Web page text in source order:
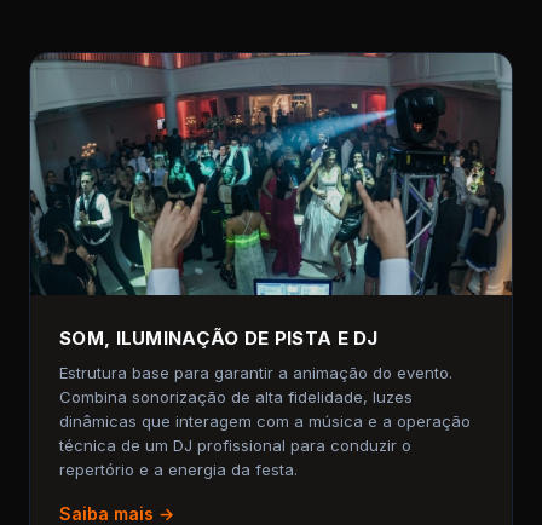
SOM, ILUMINAÇÃO DE PISTA E DJ
Estrutura base para garantir a animação do evento.
Combina sonorização de alta fidelidade, luzes
dinâmicas que interagem com a música e a operação
técnica de um DJ profissional para conduzir o
repertório e a energia da festa.
Saiba mais →